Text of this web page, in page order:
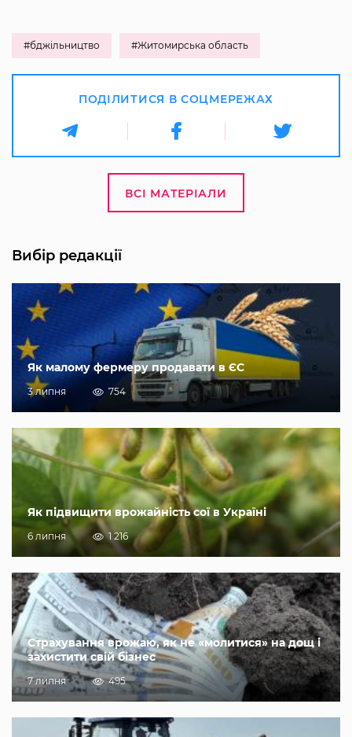
#бджільництво #Житомирська область
ПОДІЛИТИСЯ В СОЦМЕРЕЖАХ
ВСІ МАТЕРІАЛИ
Вибір редакції
Як малому фермеру продавати в ЄС
3 липня 754
Як підвищити врожайність сої в Україні
6 липня 1 216
Страхування врожаю, як не «молитися» на дощ і
захистити свій бізнес
7 липня 495